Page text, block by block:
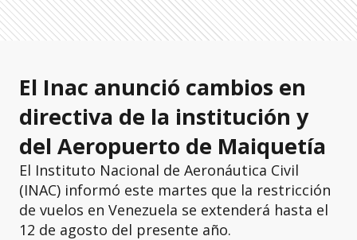
El Inac anunció cambios en
directiva de la institución y
del Aeropuerto de Maiquetía
El Instituto Nacional de Aeronáutica Civil
(INAC) informó este martes que la restricción
de vuelos en Venezuela se extenderá hasta el
12 de agosto del presente año.